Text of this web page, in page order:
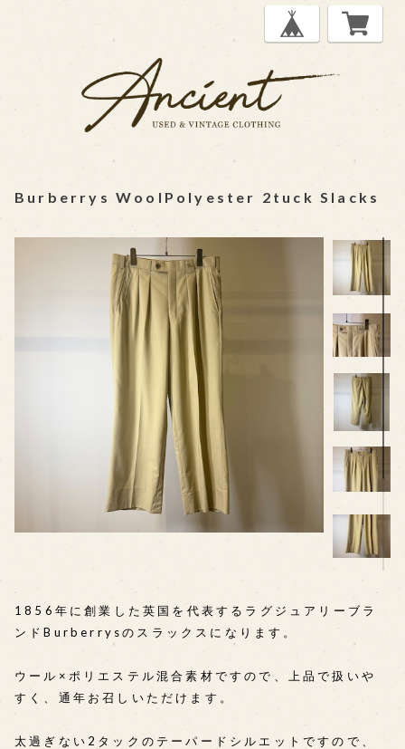
Burberrys WoolPolyester 2tuck Slacks
1856年に創業した英国を代表するラグジュアリーブラ
ンドBurberrysのスラックスになります。
ウール×ポリエステル混合素材ですので、上品で扱いや
すく、通年お召しいただけます。
太過ぎない2タックのテーパードシルエットですので、